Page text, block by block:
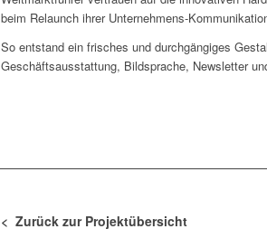
beim Relaunch ihrer Unternehmens-
So entstand ein frisches und durchgängiges
Geschäftsausstattung, Bildsprache, Newsletter
< Zurück zur Projektübersicht